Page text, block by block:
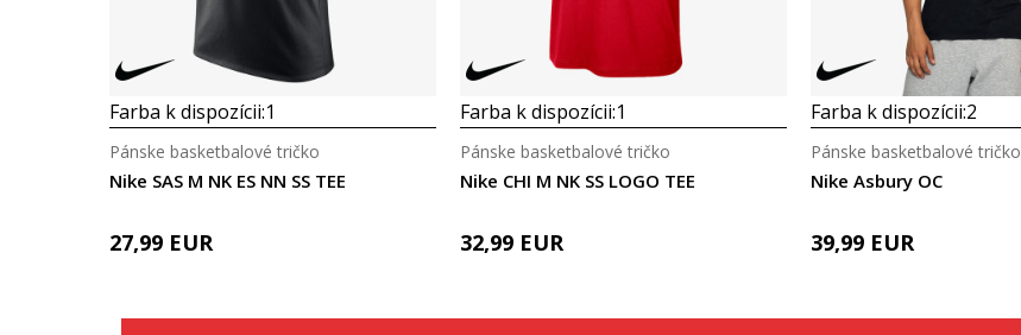
Farba k dispozícii:1
Nike SAS M NK ES NN SS TEE
Pánske basketbalové tričko
27,99 EUR
Farba k dispozícii:1
Nike CHI M NK SS LOGO TEE
Pánske basketbalové tričko
32,99 EUR
Farba k dispozícii:2
Nike Asbury OC
Pánske basketbalové tričko
39,99 EUR